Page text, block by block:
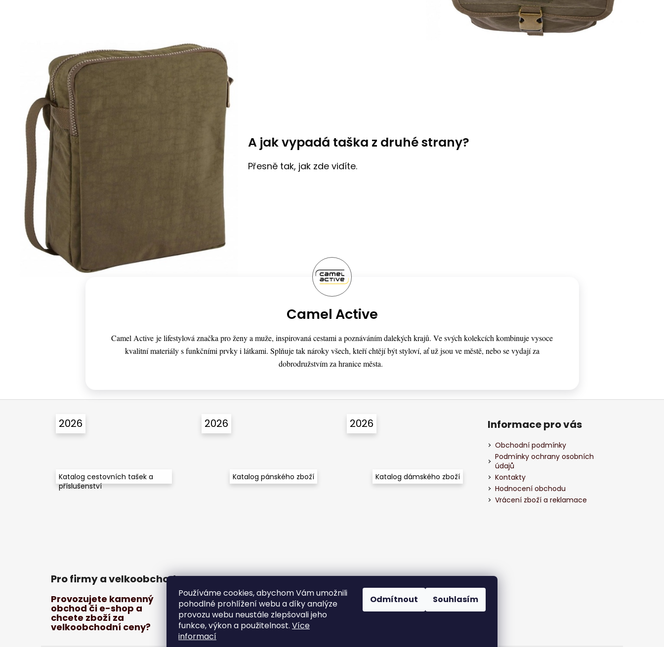
Používáme cookies, abychom Vám umožnili
pohodlné prohlížení webu a díky analýze
provozu webu neustále zlepšovali jeho
funkce, výkon a použitelnost. Více
informací
Odmítnout Souhlasím
A jak vypadá taška z druhé strany?
Přesně tak, jak zde vidíte.
Camel Active
Camel Active je lifestylová značka pro ženy a muže, inspirovaná cestami a poznáváním dalekých krajů. Ve svých kolekcích kombinuje vysoce
kvalitní materiály s funkčními prvky i látkami. Splňuje tak nároky všech, kteří chtějí být styloví, ať už jsou ve městě, nebo se vydají za
dobrodružstvím za hranice města.
Z
2026
Katalog cestovních tašek a
příslušenství
2026
Katalog pánského zboží
2026
Katalog dámského zboží
Informace pro vás
Obchodní podmínky
Podmínky ochrany osobních
údajů
Kontakty
Hodnocení obchodu
Vrácení zboží a reklamace
Pro firmy a velkoobchod
Provozujete kamenný
obchod či e-shop a
chcete zboží za
velkoobchodní ceny?